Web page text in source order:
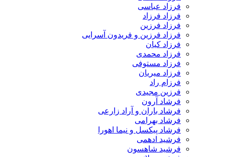
فرزاد عباسی
فرزاد فرزاد
فرزاد فرزین
فرزاد فرزین و فریدون آسرایی
فرزاد کیان
فرزاد محمدی
فرزاد مستوفی
فرزاد میریان
فرزام راد
فرزین مجیدی
فرشاد آرون
فرشاد باران و آراد زارعی
فرشاد بهرامی
فرشاد پیکسل و نیما اهورا
فرشید ادهمی
فرشید شاهسون